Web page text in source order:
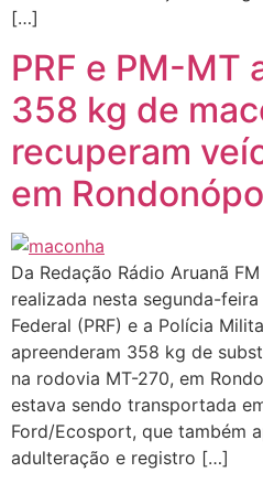
[…]
PRF e PM-MT
358 kg de
recuperam
em
Da Redação Rádio Aruanã
realizada nesta segunda-
Federal (PRF) e a Polícia
apreenderam 358 kg de
na rodovia MT-270, em
estava sendo transportada
Ford/Ecosport, que também
adulteração e registro […]